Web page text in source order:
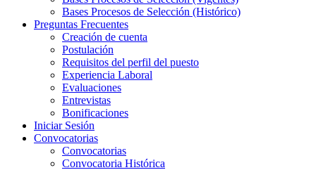
Bases Procesos de Selección (Histórico)
Preguntas Frecuentes
Creación de cuenta
Postulación
Requisitos del perfil del puesto
Experiencia Laboral
Evaluaciones
Entrevistas
Bonificaciones
Iniciar Sesión
Convocatorias
Convocatorias
Convocatoria Histórica